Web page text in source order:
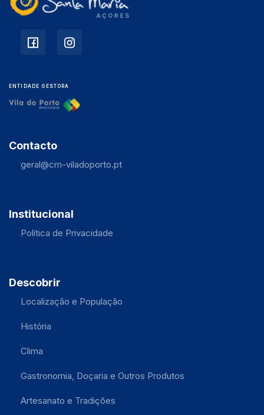
ENTIDADE GESTORA
Contacto
geral@cm-viladoporto.pt
Institucional
Política de Privacidade
Descobrir
Localização e População
História
Clima
Gastronomia, Doçaria e Outros Produtos
Artesanato e Tradições